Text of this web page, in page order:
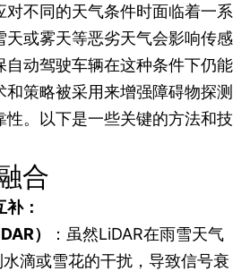
对不同的天气条件时面临着一系
天或雾天等恶劣天气会影响传感
自动驾驶车辆在这种条件下仍能
和策略被采用来增强障碍物探测
性。以下是一些关键的方法和技
合
：
）
：虽然LiDAR在雨雪天气
滴或雪花的干扰，导致信号衰